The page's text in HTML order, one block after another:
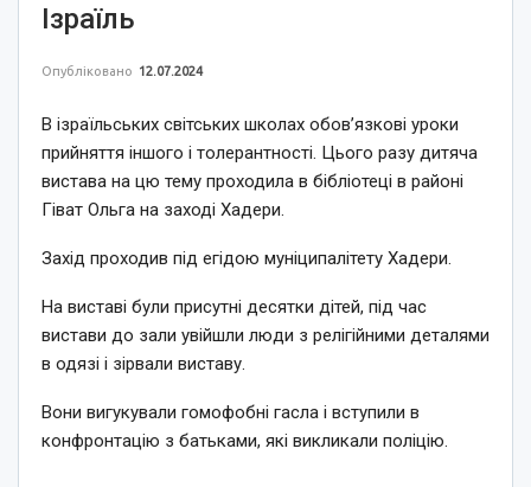
Ізраїль
Опубліковано 12.07.2024
В ізраїльських світських школах обов’язкові уроки
прийняття іншого і толерантності. Цього разу дитяча
вистава на цю тему проходила в бібліотеці в районі
Гіват Ольга на заході Хадери.
Захід проходив під егідою муніципалітету Хадери.
На виставі були присутні десятки дітей, під час
вистави до зали увійшли люди з релігійними деталями
в одязі і зірвали виставу.
Вони вигукували гомофобні гасла і вступили в
конфронтацію з батьками, які викликали поліцію.